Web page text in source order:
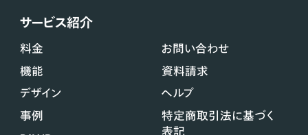
サービス紹介
料金
機能
デザイン
事例
お問い合わせ
資料請求
ヘルプ
特定商取引法に基づく
表記